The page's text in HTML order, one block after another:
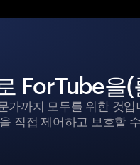
ForTube을
가까지 모두를 위한 것
직접 제어하고 보호할